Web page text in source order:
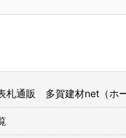
札通販 多賀建材net（ホー